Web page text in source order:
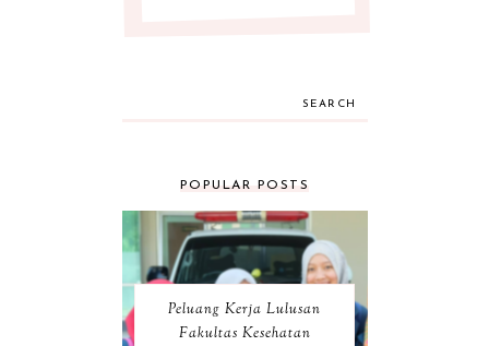
SEARCH
POPULAR POSTS
Peluang Kerja Lulusan
Fakultas Kesehatan